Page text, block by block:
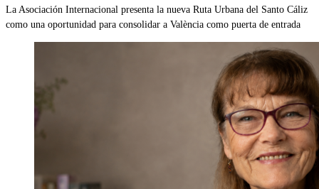
La Asociación Internacional presenta la nueva Ruta Urbana del Santo Cáliz
como una oportunidad para consolidar a València como puerta de entrada